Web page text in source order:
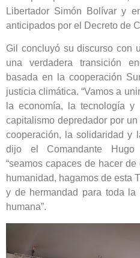
Libertador Simón Bolívar y
anticipados por el Decreto de
Gil concluyó su discurso con
una verdadera transición
basada en la cooperación
justicia climática. “Vamos a
la economía, la tecnología y
capitalismo depredador por
cooperación, la solidaridad y
dijo el Comandante Hugo
“seamos capaces de hacer
humanidad, hagamos de esta
y de hermandad para toda
humana”.